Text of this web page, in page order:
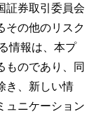
証券取引委員会
その他のリスク
情報は、本プ
ものであり、同
き、新しい情
ュニケーション